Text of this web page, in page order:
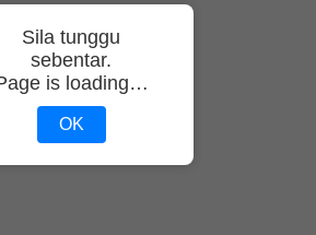
Sila tunggu
sebentar.
is loading…
OK